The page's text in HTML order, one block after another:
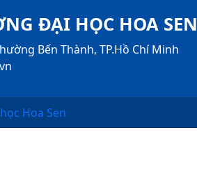
ĐẠI HỌC HOA SEN
Bến Thành, TP.Hồ Chí Minh
Hoa Sen